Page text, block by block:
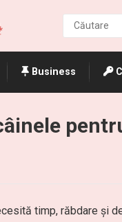
Business
timp, răbdare și